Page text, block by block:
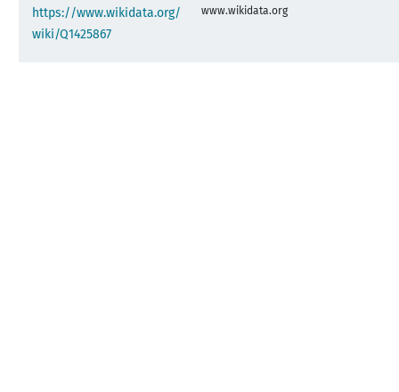
https://www.wikidata.org/
wiki/Q1425867
www.wikidata.org